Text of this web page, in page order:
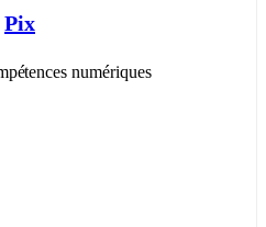
Pix
numériques